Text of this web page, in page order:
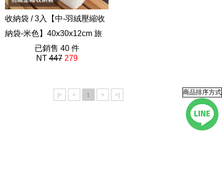
收納袋 / 3入【中-羽絨壓縮收
納袋-米色】40x30x12cm 旅
行衣物壓縮收納包 平均一入
已銷售 40 件
NT447 279
|< < 1 > >|